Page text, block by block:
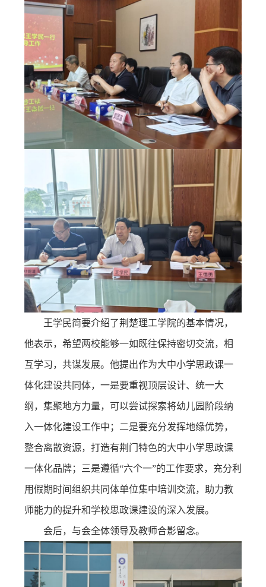
王学民简要介绍了荆楚理工学院的基本情况，
他表示，希望两校能够一如既往保持密切交流，相
互学习，共谋发展。他提出作为大中小学思政课一
体化建设共同体，一是要重视顶层设计、统一大
纲，集聚地方力量，可以尝试探索将幼儿园阶段纳
入一体化建设工作中；二是要充分发挥地缘优势，
整合离散资源，打造有荆门特色的大中小学思政课
一体化品牌；三是遵循“六个一”的工作要求，充分利
用假期时间组织共同体单位集中培训交流，助力教
师能力的提升和学校思政课建设的深入发展。
会后，与会全体领导及教师合影留念。